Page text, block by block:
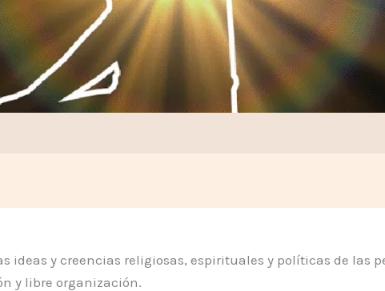
ideas y creencias religiosas, espirituales y políticas de las
y libre organización.